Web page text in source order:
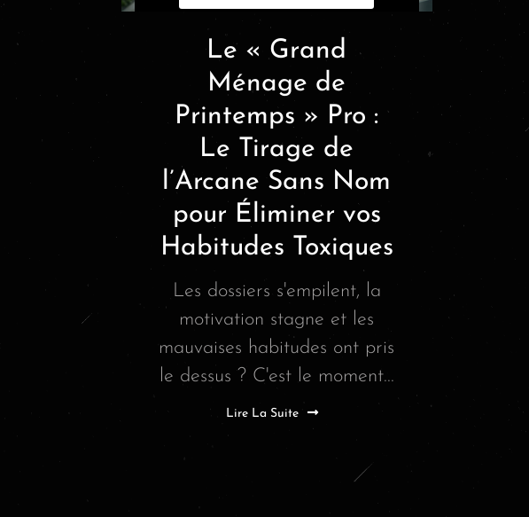
Le « Grand
Ménage de
Printemps » Pro :
Le Tirage de
l’Arcane Sans Nom
pour Éliminer vos
Habitudes Toxiques
Les dossiers s'empilent, la
motivation stagne et les
mauvaises habitudes ont pris
le dessus ? C'est le moment...
Lire La Suite